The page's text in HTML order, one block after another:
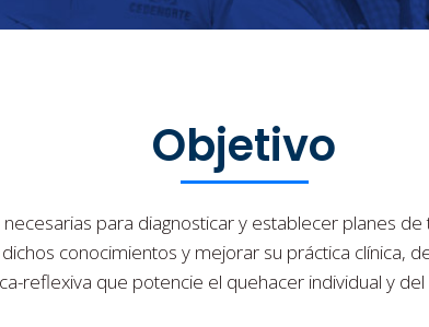
Objetivo
para diagnosticar y establecer planes
conocimientos y mejorar su práctica clínica,
reflexiva que potencie el quehacer individual y